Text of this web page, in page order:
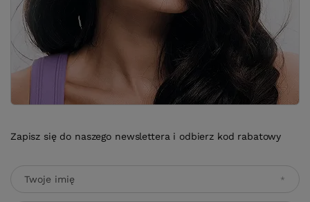
Zapisz się do naszego newslettera i odbierz kod rabatowy
Twoje imię